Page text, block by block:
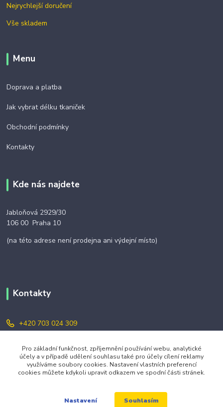
Nejrychlejší doručení
Vše skladem
Menu
Doprava a platba
Jak vybrat délku tkaniček
Obchodní podmínky
Kontakty
Kde nás najdete
Jabloňová 2929/30
106 00 Praha 10
(na této adrese není prodejna ani výdejní místo)
Kontakty
+420 703 024 309
objednavky@zavazuj.cz
Pro základní funkčnost, zpříjemnění používání webu, analytické
účely a v případě udělení souhlasu také pro účely cílení reklamy
využíváme soubory cookies. Nastavení vlastních preferencí
cookies můžete kdykoli upravit odkazem ve spodní části stránek.
Nastavení Souhlasím